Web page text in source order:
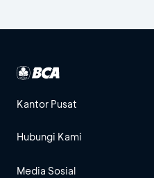
Kantor Pusat
Hubungi Kami
Media Sosial